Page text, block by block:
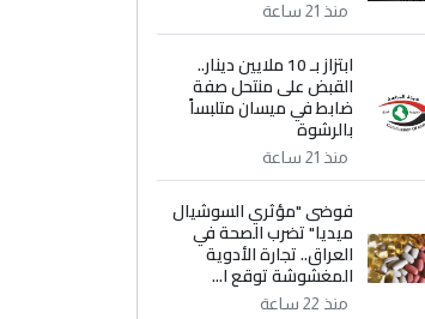
منذ 21 ساعة
ابتزاز بـ 10 ملايين دينار..
القبض على منتحل صفة
ضابط في ميسان متلبساً
بالرشوة
منذ 21 ساعة
فوضى "مؤثري السوشيال
ميديا" تضرب الصحة في
العراق.. تجارة الأدوية
المغشوشة توقع ا...
منذ 22 ساعة